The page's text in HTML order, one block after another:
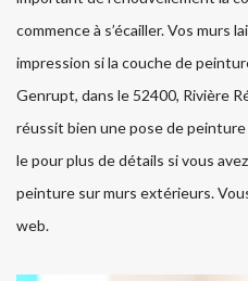
commence à s’écailler. Vos murs
impression si la couche de
Genrupt, dans le 52400, Rivière
réussit bien une pose de
le pour plus de détails si vous
peinture sur murs extérieurs.
web.